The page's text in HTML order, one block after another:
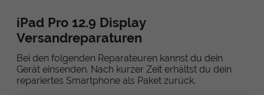
iPad Pro 12.9 Display
Versandreparaturen
Bei den folgenden Reparateuren kannst du dein
Gerät einsenden. Nach kurzer Zeit erhältst du dein
repariertes Smartphone als Paket zurück.